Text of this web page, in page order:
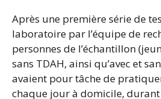
Après une première série de
laboratoire par l’équipe de
personnes de l’échantillon
sans TDAH, ainsi qu’avec et
avaient pour tâche de
chaque jour à domicile,